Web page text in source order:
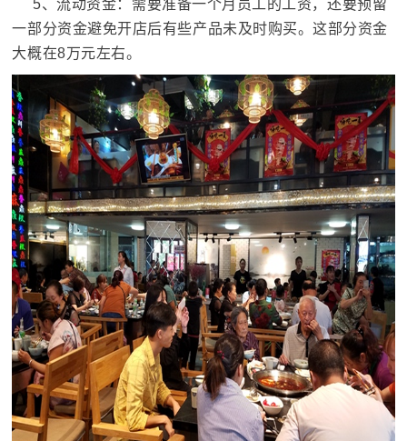
一部分资金避免开店后有些产品未及时购买。这部分资金
大概在8万元左右。